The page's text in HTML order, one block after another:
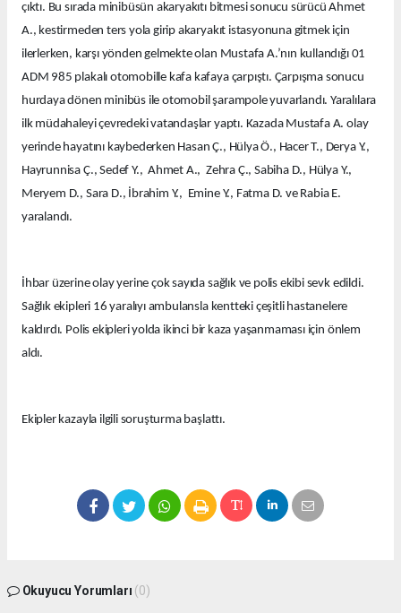
çıktı. Bu sırada minibüsün akaryakıtı bitmesi sonucu sürücü Ahmet
A., kestirmeden ters yola girip akaryakıt istasyonuna gitmek için
ilerlerken, karşı yönden gelmekte olan Mustafa A.’nın kullandığı 01
ADM 985 plakalı otomobille kafa kafaya çarpıştı. Çarpışma sonucu
hurdaya dönen minibüs ile otomobil şarampole yuvarlandı. Yaralılara
ilk müdahaleyi çevredeki vatandaşlar yaptı. Kazada Mustafa A. olay
yerinde hayatını kaybederken Hasan Ç., Hülya Ö., Hacer T., Derya Y.,
Hayrunnisa Ç., Sedef Y., Ahmet A., Zehra Ç., Sabiha D., Hülya Y.,
Meryem D., Sara D., İbrahim Y., Emine Y., Fatma D. ve Rabia E.
yaralandı.
İhbar üzerine olay yerine çok sayıda sağlık ve polis ekibi sevk edildi.
Sağlık ekipleri 16 yaralıyı ambulansla kentteki çeşitli hastanelere
kaldırdı. Polis ekipleri yolda ikinci bir kaza yaşanmaması için önlem
aldı.
Ekipler kazayla ilgili soruşturma başlattı.
Okuyucu Yorumları (0)